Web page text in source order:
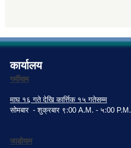
कार्यालय
गर्मीयाम
माघ १६ गते देखि कार्त्तिक १५ गतेसम्म
सोमबार - शुक्रबार ९:00 A.M. - ५:00 P.M.
जाडोयाम